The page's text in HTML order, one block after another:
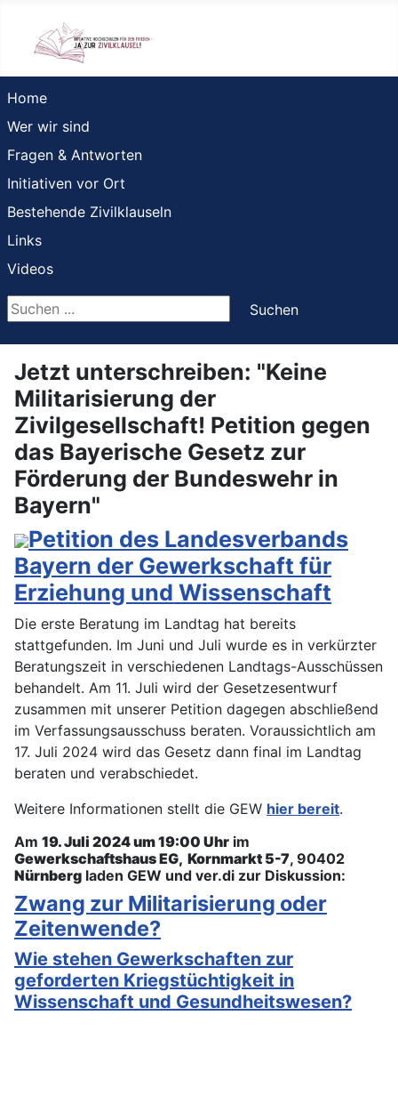
Home
Wer wir sind
Fragen & Antworten
Initiativen vor Ort
Bestehende Zivilklauseln
Links
Videos
Suchen ...
Suchen
Jetzt unterschreiben: "Keine
Militarisierung der
Zivilgesellschaft! Petition gegen
das Bayerische Gesetz zur
Förderung der Bundeswehr in
Bayern"
Petition des Landesverbands
Bayern der Gewerkschaft für
Erziehung und Wissenschaft
Die erste Beratung im Landtag hat bereits
stattgefunden. Im Juni und Juli wurde es in verkürzter
Beratungszeit in verschiedenen Landtags-Ausschüssen
behandelt. Am 11. Juli wird der Gesetzesentwurf
zusammen mit unserer Petition dagegen abschließend
im Verfassungsausschuss beraten. Voraussichtlich am
17. Juli 2024 wird das Gesetz dann final im Landtag
beraten und verabschiedet.
Weitere Informationen stellt die GEW hier bereit.
Am 19. Juli 2024 um 19:00 Uhr im
Gewerkschaftshaus EG, Kornmarkt 5-7, 90402
Nürnberg laden GEW und ver.di zur Diskussion:
Zwang zur Militarisierung oder
Zeitenwende?
Wie stehen Gewerkschaften zur
geforderten Kriegstüchtigkeit in
Wissenschaft und Gesundheitswesen?